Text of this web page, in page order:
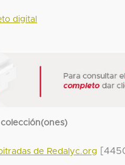
digital
de Redalyc.org